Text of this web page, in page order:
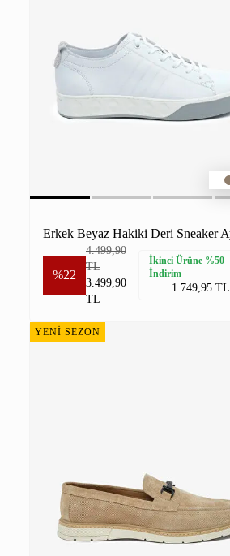
%22
4.499,90
TL
3.499,90
TL
İkinci Ürüne %50
İndirim
1.749,95 TL
YENİ SEZON